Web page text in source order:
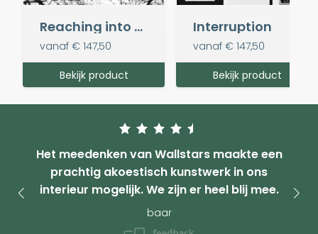
Reaching into the sky
vanaf € 147,50
Bekijk product
Interruption
vanaf € 147,50
Bekijk product
Het meedenken van Wallstars maakte een
prachtig akoestisch kunstwerk in ons
interieur mogelijk. We zijn er heel blij mee.
baar